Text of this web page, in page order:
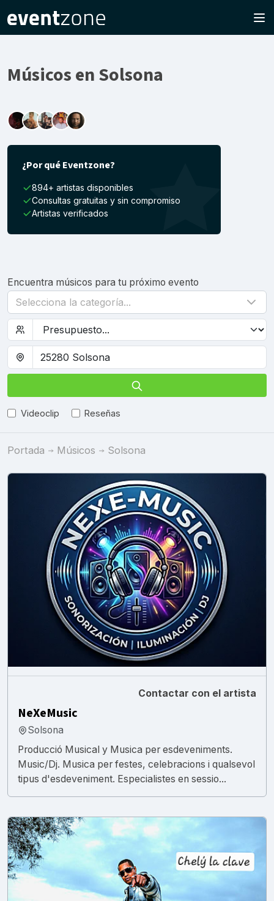
Músicos en Solsona
¿Por qué Eventzone?
894+ artistas disponibles
Consultas gratuitas y sin compromiso
Artistas verificados
Encuentra músicos para tu próximo evento
Selecciona la categoría...
Videoclip Reseñas
Portada Músicos Solsona
Contactar con el artista
NeXeMusic
Solsona
Producció Musical y Musica per esdeveniments.
Music/Dj. Musica per festes, celebracions i qualsevol
tipus d'esdeveniment. Especialistes en sessio...